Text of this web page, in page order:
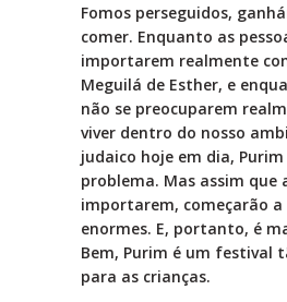
Fomos perseguidos,
comer. Enquanto as
importarem realmente
Meguilá de Esther, e
não se preocuparem
viver dentro do nosso
judaico hoje em dia,
problema. Mas assim que
importarem, começarão
enormes. E, portanto, é
Bem, Purim é um festival
para as crianças.